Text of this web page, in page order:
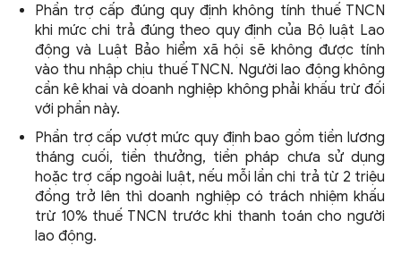
Phần trợ cấp đúng quy định không tính thuế TNCN
khi mức chi trả đúng theo quy định của Bộ luật Lao
động và Luật Bảo hiểm xã hội sẽ không được tính
vào thu nhập chịu thuế TNCN. Người lao động không
cần kê khai và doanh nghiệp không phải khấu trừ đối
với phần này.
Phần trợ cấp vượt mức quy định bao gồm tiền lương
tháng cuối, tiền thưởng, tiền pháp chưa sử dụng
hoặc trợ cấp ngoài luật, nếu mỗi lần chi trả từ 2 triệu
đồng trở lên thì doanh nghiệp có trách nhiệm khấu
trừ 10% thuế TNCN trước khi thanh toán cho người
lao động.